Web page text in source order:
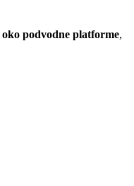
podvodne platforme,